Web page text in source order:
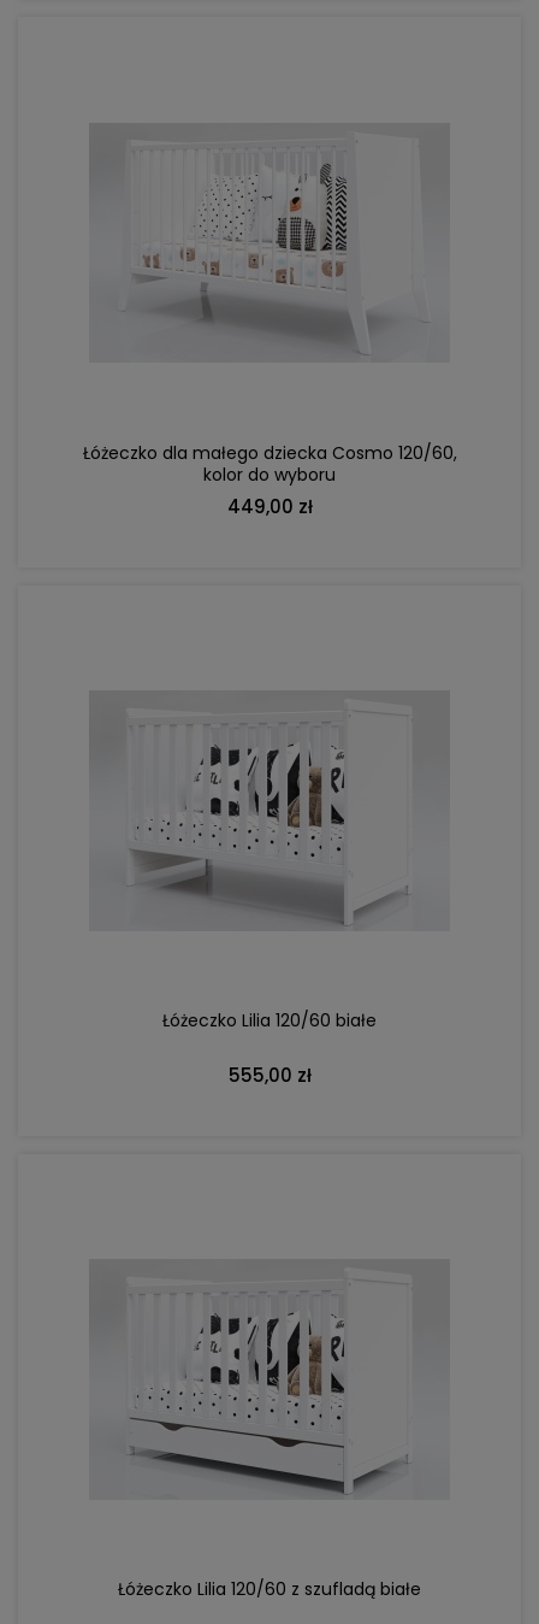
Łóżeczko dla małego dziecka Cosmo 120/60,
kolor do wyboru
449,00 zł
Łóżeczko Lilia 120/60 białe
555,00 zł
DO KOSZYKA
Łóżeczko Lilia 120/60 z szufladą białe
DO KOSZYKA